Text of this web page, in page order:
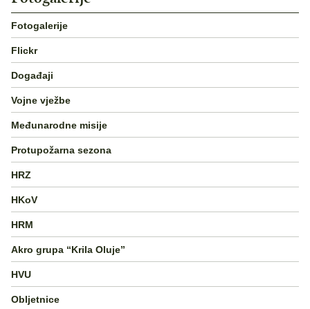
Fotogalerije
Flickr
Događaji
Vojne vježbe
Međunarodne misije
Protupožarna sezona
HRZ
HKoV
HRM
Akro grupa “Krila Oluje”
HVU
Obljetnice